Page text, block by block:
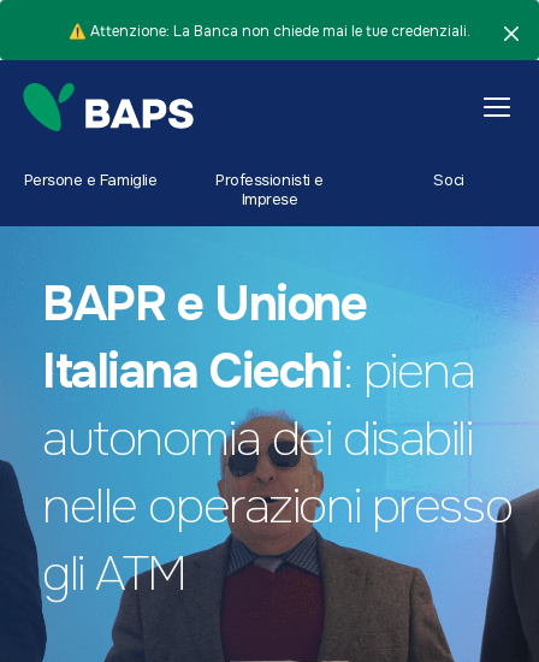
⚠️ Attenzione: La Banca non chiede mai le tue credenziali.
Persone e Famiglie
Professionisti e
Imprese
Soci
BAPR e Unione
Italiana Ciechi: piena
autonomia dei disabili
nelle operazioni presso
gli ATM